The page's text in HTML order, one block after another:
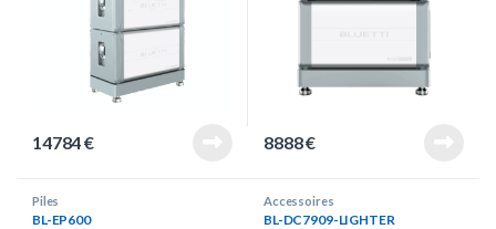
14784€ 8888€
Piles
BL-EP600
Accessoires
BL-DC7909-LIGHTER